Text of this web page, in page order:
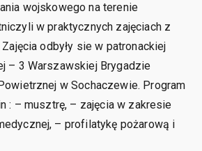
wojskowego na terenie
w praktycznych zajęciach z
odbyły sie w patronackiej
– 3 Warszawskiej Brygadzie
w Sochaczewie. Program
: – musztrę, – zajęcia w zakresie
– profilatykę pożarową i